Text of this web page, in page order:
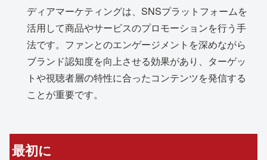
ディアマーケティングは、SNSプラットフォームを
活用して商品やサービスのプロモーションを行う手
法です。ファンとのエンゲージメントを深めながら
ブランド認知度を向上させる効果があり、ターゲッ
トや視聴者層の特性に合ったコンテンツを発信する
ことが重要です。
最初に